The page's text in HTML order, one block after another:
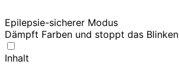
Epilepsie-sicherer Modus
Dämpft Farben und stoppt das Blinken
Inhalt